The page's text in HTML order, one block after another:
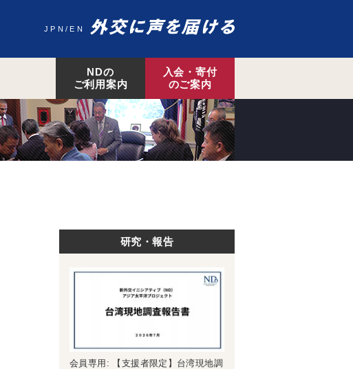
JPN EN
NDの
ご利用案内
入会・寄付
のご案内
研究・報告
会員専用: 【支援者限定】台湾現地調